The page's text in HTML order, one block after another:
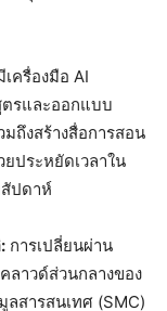
ครื่องมือ AI
ตรและออกแบบ
ถึงสร้างสื่อการสอน
ประหยัดเวลาใน
ปดาห์
การเปลี่ยนผ่าน
ลาวด์ส่วนกลางของ
ลสารสนเทศ (SMC)